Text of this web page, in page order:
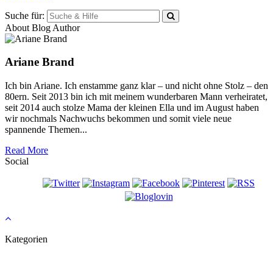
Suche für:
About Blog Author
Ariane Brand
Ich bin Ariane. Ich enstamme ganz klar – und nicht ohne Stolz – den
80ern. Seit 2013 bin ich mit meinem wunderbaren Mann verheiratet,
seit 2014 auch stolze Mama der kleinen Ella und im August haben
wir nochmals Nachwuchs bekommen und somit viele neue
spannende Themen...
Read More
Social
Kategorien